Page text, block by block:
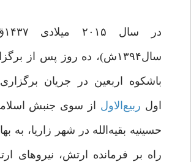
سال۱۳۹۴ش)، ده‌ روز‌ پس از
باشکوه‌ اربعین‌ در جریان
اول ربیع الاول از‌ سوی‌ جنبش
حسینیه‌ بقیه‌الله‌ در‌ شهر زاریا، به‌
راه بر‌ فرمانده‌ ارتش، نیروهای